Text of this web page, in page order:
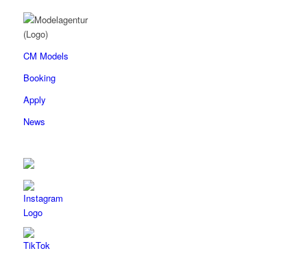
CM Models
Booking
Apply
News